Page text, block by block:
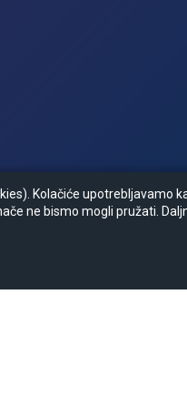
Kolačiće upotrebljavamo
ne bismo mogli pružati.